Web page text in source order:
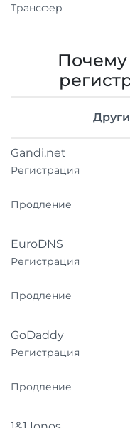
Трансфер
Почему
Gandi.net
Регистрация
Продление
EuroDNS
Регистрация
Продление
GoDaddy
Регистрация
Продление